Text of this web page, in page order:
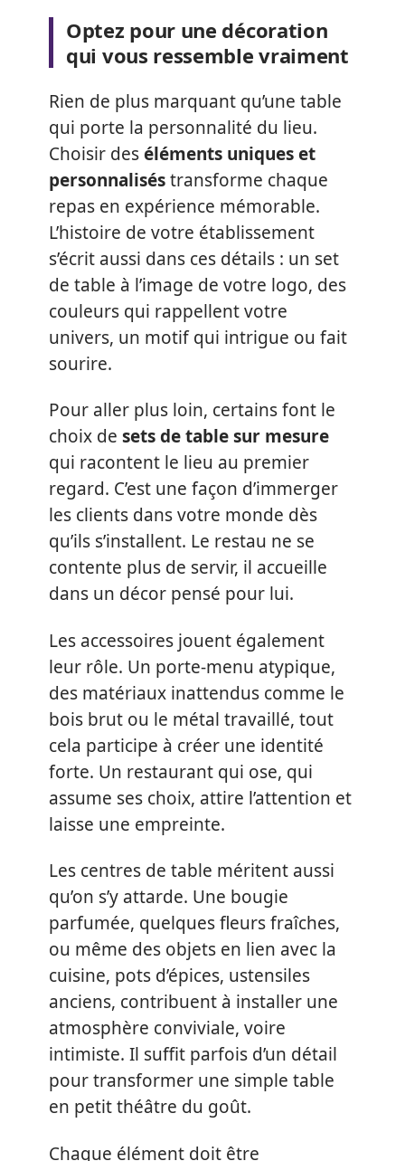
Optez pour une décoration
qui vous ressemble vraiment
Rien de plus marquant qu’une table
qui porte la personnalité du lieu.
Choisir deséléments uniques et
personnaliséstransforme chaque
repas en expérience mémorable.
L’histoire de votre établissement
s’écrit aussi dans ces détails : un set
de table à l’image de votre logo, des
couleurs qui rappellent votre
univers, un motif qui intrigue ou fait
sourire.
Pour aller plus loin, certains font le
choix de sets de table sur mesure
qui racontent le lieu au premier
regard. C’est une façon d’immerger
les clients dans votre monde dès
qu’ils s’installent. Le restau ne se
contente plus de servir, il accueille
dans un décor pensé pour lui.
Les accessoires jouent également
leur rôle. Un porte-menu atypique,
des matériaux inattendus comme le
bois brut ou le métal travaillé, tout
cela participe à créer une identité
forte. Un restaurant qui ose, qui
assume ses choix, attire l’attention et
laisse une empreinte.
Les centres de table méritent aussi
qu’on s’y attarde. Une bougie
parfumée, quelques fleurs fraîches,
ou même des objets en lien avec la
cuisine, pots d’épices, ustensiles
anciens, contribuent à installer une
atmosphère conviviale, voire
intimiste. Il suffit parfois d’un détail
pour transformer une simple table
en petit théâtre du goût.
Chaque élément doit être